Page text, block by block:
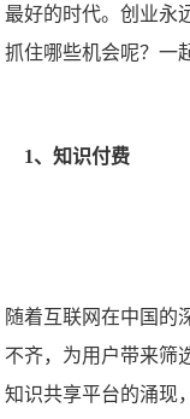
最好的时代。创业永
抓住哪些机会呢？一
1、知识付费
随着互联网在中国的
不齐，为用户带来筛
知识共享平台的涌现